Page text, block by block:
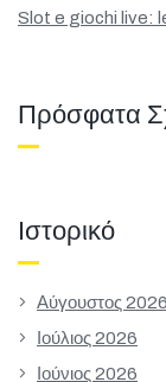
Slot e giochi live:
Πρόσφατα
Ιστορικό
Αύγουστος 2026
Ιούλιος 2026
Ιούνιος 2026